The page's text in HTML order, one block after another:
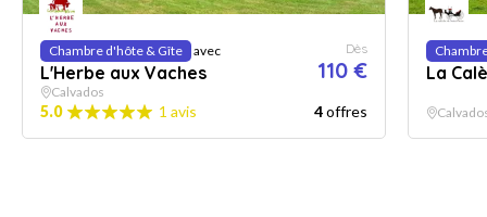
Chambre d'hôte & Gîte avec
L'Herbe aux Vaches
Dès
110 €
Calvados
5.0 1 avis 4offres
La